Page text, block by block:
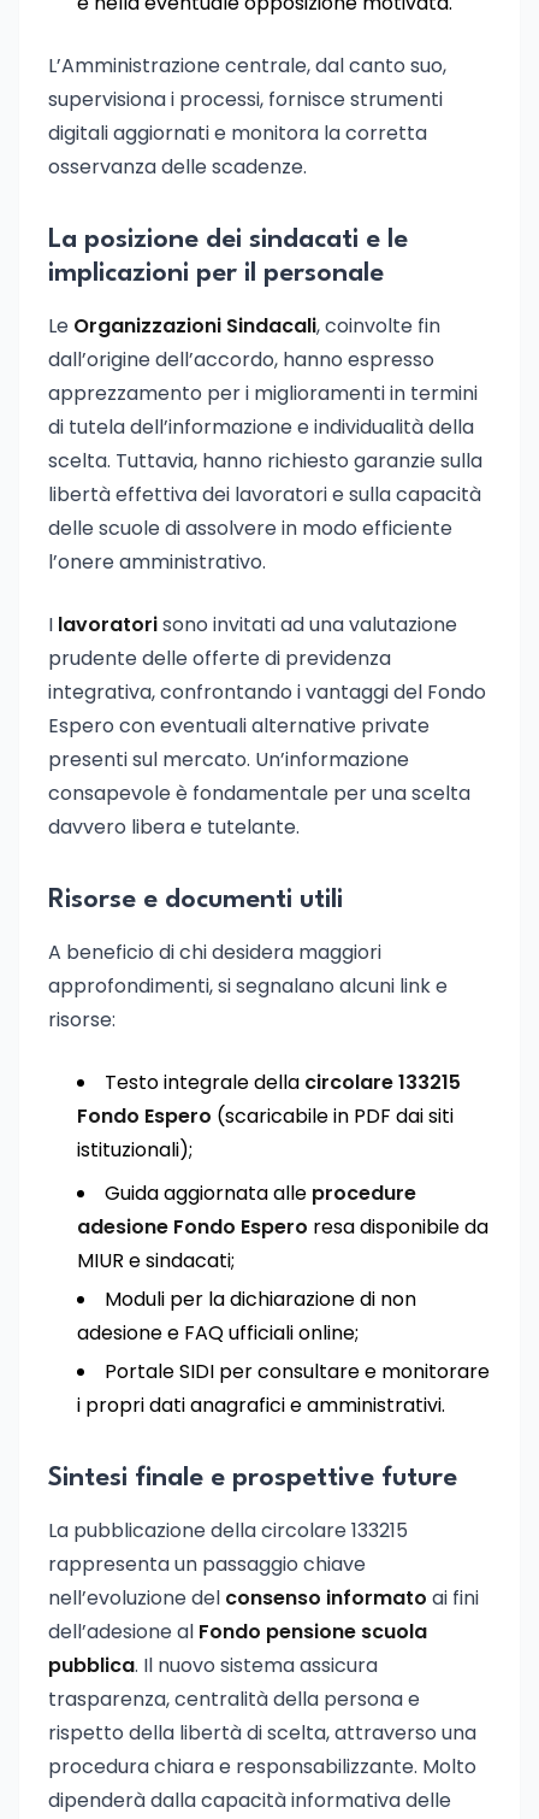
L’Amministrazione centrale, dal canto suo,
supervisiona i processi, fornisce strumenti
digitali aggiornati e monitora la corretta
osservanza delle scadenze.
La posizione dei sindacati e le
implicazioni per il personale
Le Organizzazioni Sindacali, coinvolte fin
dall’origine dell’accordo, hanno espresso
apprezzamento per i miglioramenti in termini
di tutela dell’informazione e individualità della
scelta. Tuttavia, hanno richiesto garanzie sulla
libertà effettiva dei lavoratori e sulla capacità
delle scuole di assolvere in modo efficiente
l’onere amministrativo.
I lavoratorisono invitati ad una valutazione
prudente delle offerte di previdenza
integrativa, confrontando i vantaggi del Fondo
Espero con eventuali alternative private
presenti sul mercato. Un’informazione
consapevole è fondamentale per una scelta
davvero libera e tutelante.
Risorse e documenti utili
A beneficio di chi desidera maggiori
approfondimenti, si segnalano alcuni link e
risorse:
Testo integrale della circolare 133215
Fondo Espero (scaricabile in PDF dai siti
istituzionali);
Guida aggiornata alle procedure
adesione Fondo Espero resa disponibile da
MIUR e sindacati;
Moduli per la dichiarazione di non
adesione e FAQ ufficiali online;
Portale SIDI per consultare e monitorare
i propri dati anagrafici e amministrativi.
Sintesi finale e prospettive future
La pubblicazione della circolare 133215
rappresenta un passaggio chiave
nell’evoluzione del consenso informato ai fini
dell’adesione al Fondo pensione scuola
pubblica. Il nuovo sistema assicura
trasparenza, centralità della persona e
rispetto della libertà di scelta, attraverso una
procedura chiara e responsabilizzante. Molto
dipenderà dalla capacità informativa delle